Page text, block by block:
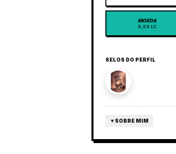
MOEDA
0,00 LC
SELOS DO PERFIL
▼ SOBRE MIM